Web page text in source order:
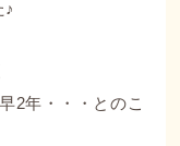
♪
2年・・・とのこ